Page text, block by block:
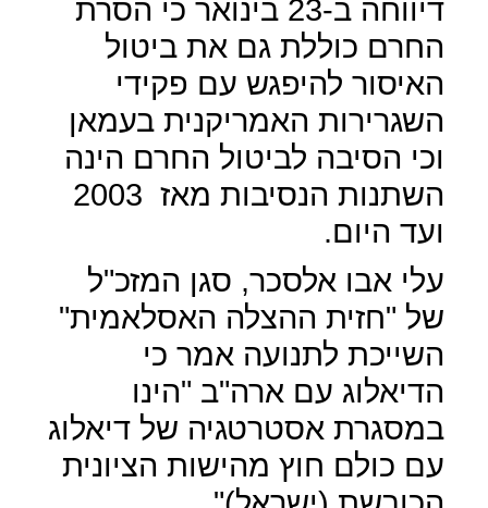
דיווחה ב-23 בינואר כי הסרת
החרם כוללת גם את ביטול
האיסור להיפגש עם פקידי
השגרירות האמריקנית בעמאן
וכי הסיבה לביטול החרם הינה
השתנות הנסיבות מאז 2003
ועד היום.
עלי אבו אלסכר, סגן המזכ"ל
של "חזית ההצלה האסלאמית"
השייכת לתנועה אמר כי
הדיאלוג עם ארה"ב "הינו
במסגרת אסטרטגיה של דיאלוג
עם כולם חוץ מהישות הציונית